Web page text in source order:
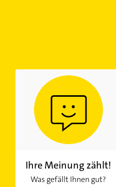
Ihre Meinung zählt!
Was gefällt Ihnen gut?